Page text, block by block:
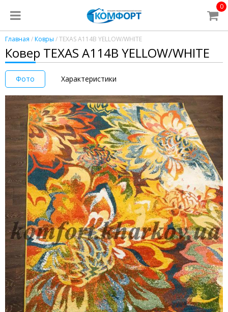
0
Главная /Ковры / TEXAS A114B YELLOW/WHITE
Ковер TEXAS A114B YELLOW/WHITE
Фото Характеристики